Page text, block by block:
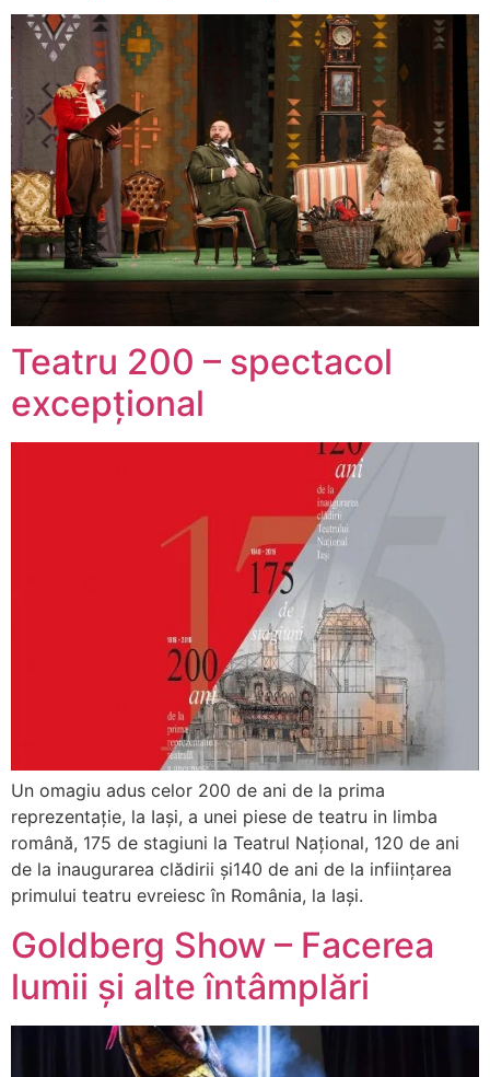
Teatru 200 – spectacol
excepţional
Un omagiu adus celor 200 de ani de la prima
reprezentaţie, la Iaşi, a unei piese de teatru in limba
română, 175 de stagiuni la Teatrul Naţional, 120 de ani
de la inaugurarea clădirii şi140 de ani de la infiinţarea
primului teatru evreiesc în România, la Iaşi.
Goldberg Show – Facerea
lumii şi alte întâmplări